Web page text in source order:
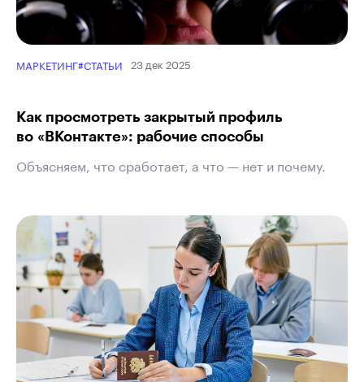
МАРКЕТИНГ#СТАТЬИ 23 дек 2025
Как просмотреть закрытый профиль
во «ВКонтакте»: рабочие способы
Объясняем, что сработает, а что — нет и почему.